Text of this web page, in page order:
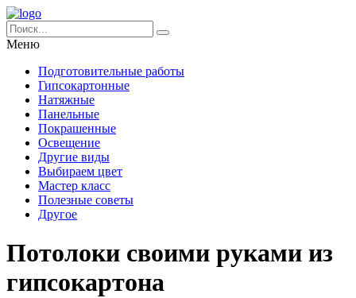
Меню
Подготовительные работы
Гипсокартонные
Натяжные
Панельные
Покрашенные
Освещение
Другие виды
Выбираем цвет
Мастер класс
Полезные советы
Другое
Потолоки своими руками из
гипсокартона